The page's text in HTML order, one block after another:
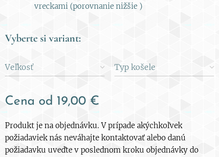
vreckami (porovnanie nižšie )
Vyberte si variant:
Veľkosť Typ košele
Cena od 19,00 €
Produkt je na objednávku. V prípade akýchkoľvek
požiadaviek nás neváhajte kontaktovať alebo danú
požiadavku uveďte v poslednom kroku objednávky do